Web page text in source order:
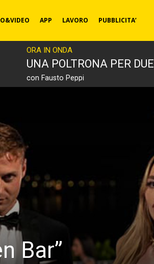
APP LAVORO PUBBLICITA’
ORA IN ONDA
UNA POLTRONA PER DUE
con Fausto Peppi
Bar”